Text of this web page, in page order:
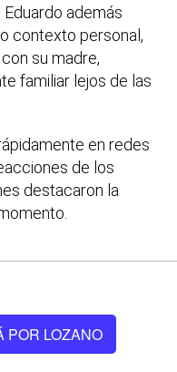
además
contexto personal,
su madre,
familiar lejos de las
en redes
de los
destacaron la
POR LOZANO